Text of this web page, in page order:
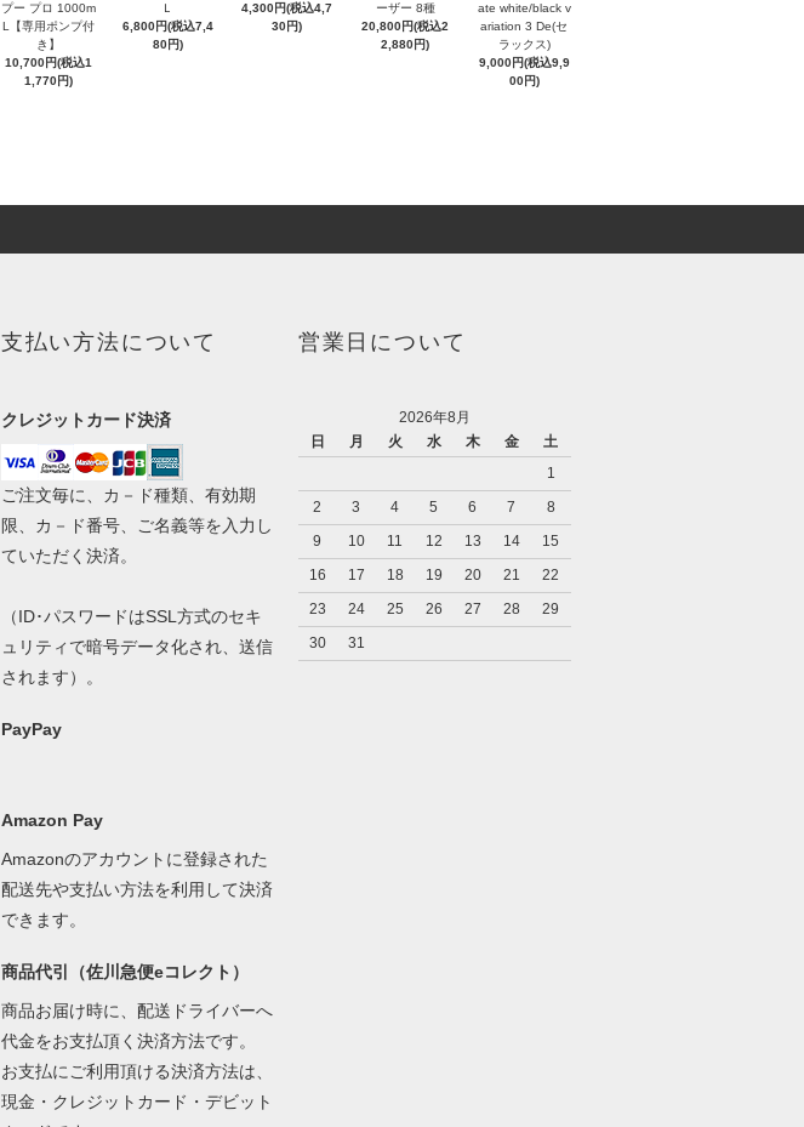
プー プロ 1000m
L【専用ポンプ付
き】
10,700円(税込1
1,770円)
Ｌ
6,800円(税込7,4
80円)
4,300円(税込4,7
30円)
ーザー 8種
20,800円(税込2
2,880円)
ate white/black v
ariation 3 De(セ
ラックス)
9,000円(税込9,9
00円)
支払い方法について
クレジットカード決済
ご注文毎に、カ－ド種類、有効期
限、カ－ド番号、ご名義等を入力し
ていただく決済。
（ID･パスワードはSSL方式のセキ
ュリティで暗号データ化され、送信
されます）。
PayPay
Amazon Pay
Amazonのアカウントに登録された
配送先や支払い方法を利用して決済
できます。
商品代引（佐川急便eコレクト）
商品お届け時に、配送ドライバーへ
代金をお支払頂く決済方法です。
お支払にご利用頂ける決済方法は、
現金・クレジットカード・デビット
営業日について
2026年8月
日
月 火 水 木 金
土
1
2
3 4 5 6 7
8
9
10 11 12 13 14
15
16
17 18 19 20 21
22
23
24 25 26 27 28
29
30
31